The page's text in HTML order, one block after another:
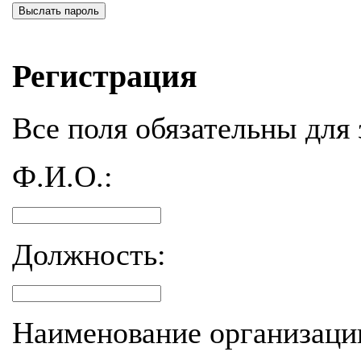
Выслать пароль
Регистрация
Все поля обязательны для
Ф.И.О.:
Должность:
Наименование